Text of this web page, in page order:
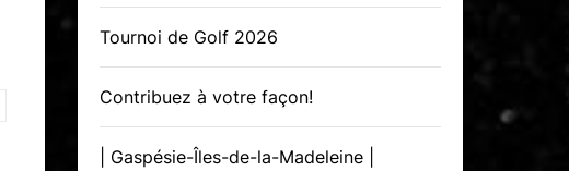
Tournoi de Golf 2026
Contribuez à votre façon!
| Gaspésie-Îles-de-la-Madeleine |